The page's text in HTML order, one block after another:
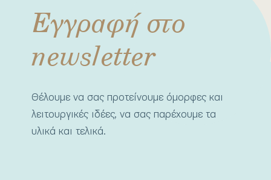
Εγγραφή στο
newsletter
Θέλουμε να σας προτείνουμε όμορφες και
λειτουργικές ιδέες, να σας παρέχουμε τα
υλικά και τελικά.